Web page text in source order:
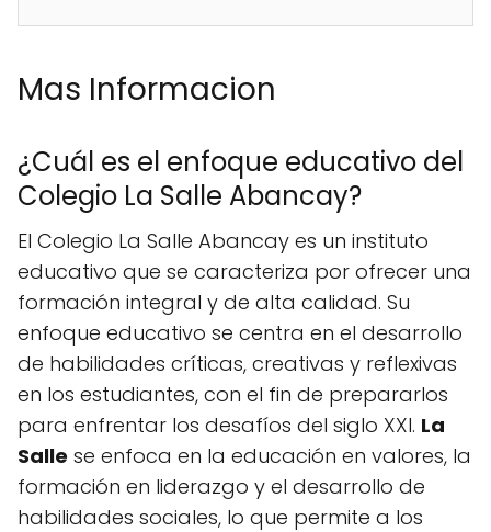
Mas Informacion
¿Cuál es el enfoque educativo del
Colegio La Salle Abancay?
El Colegio La Salle Abancay es un instituto
educativo que se caracteriza por ofrecer una
formación integral y de alta calidad. Su
enfoque educativo se centra en el desarrollo
de habilidades críticas, creativas y reflexivas
en los estudiantes, con el fin de prepararlos
para enfrentar los desafíos del siglo XXI. La
Salle se enfoca en la educación en valores, la
formación en liderazgo y el desarrollo de
habilidades sociales, lo que permite a los